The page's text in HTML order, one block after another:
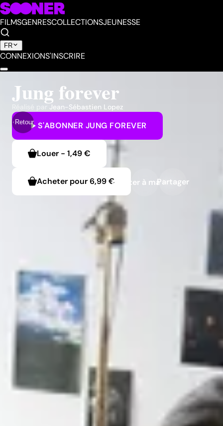
FILMSGENRESCOLLECTIONSJEUNESSE
FR
CONNEXIONS'INSCRIRE
Retour
Jung forever
Réalisé par Jean-Sébastien Lopez
S'ABONNER JUNG FOREVER
Louer - 1,49 €
Acheter pour6,99 €Ajouter à ma liste
Partager